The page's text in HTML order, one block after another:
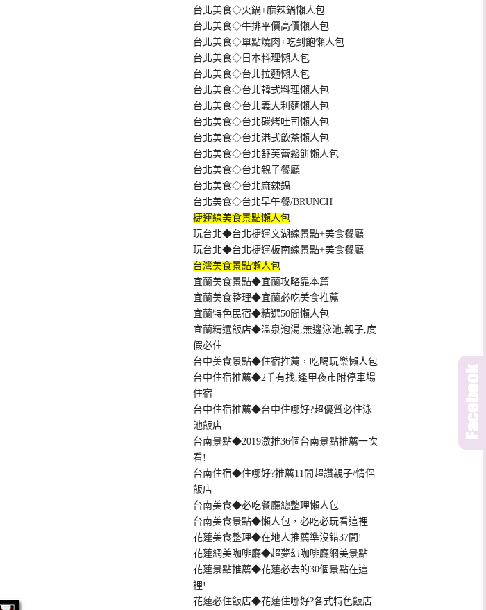
台北美食◇火鍋+麻辣鍋懶人包
台北美食◇牛排平價高價懶人包
台北美食◇單點燒肉+吃到飽懶人包
台北美食◇日本料理懶人包
台北美食◇台北拉麵懶人包
台北美食◇台北韓式料理懶人包
台北美食◇台北義大利麵懶人包
台北美食◇台北碳烤吐司懶人包
台北美食◇台北港式飲茶懶人包
台北美食◇台北舒芙蕾鬆餅懶人包
台北美食◇台北親子餐廳
台北美食◇台北麻辣鍋
台北美食◇台北早午餐/BRUNCH
捷運線美食景點懶人包
玩台北◆台北捷運文湖線景點+美食餐廳
玩台北◆台北捷運板南線景點+美食餐廳
台灣美食景點懶人包
宜蘭美食景點◆宜蘭攻略靠本篇
宜蘭美食整理◆宜蘭必吃美食推薦
宜蘭特色民宿◆精選50間懶人包
宜蘭精選飯店◆溫泉泡湯,無邊泳池,親子,度
假必住
台中美食景點◆住宿推薦，吃喝玩樂懶人包
台中住宿推薦◆2千有找,逢甲夜市附停車場
住宿
台中住宿推薦◆台中住哪好?超優質必住泳
池飯店
台南景點◆2019激推36個台南景點推薦一次
看!
台南住宿◆住哪好?推薦11間超讚親子/情侶
飯店
台南美食◆必吃餐廳總整理懶人包
台南美食景點◆懶人包，必吃必玩看這裡
花蓮美食整理◆在地人推薦準沒錯37間!
花蓮網美咖啡廳◆超夢幻咖啡廳網美景點
花蓮景點推薦◆花蓮必去的30個景點在這
裡!
花蓮必住飯店◆花蓮住哪好?各式特色飯店